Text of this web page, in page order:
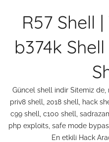
R57 Shell
b374k
Güncel shell indir Sitemiz de,
priv8 shell, 2018 shell, hack
c99 shell, c100 shell,
php exploits, safe mode
En etkili Hack